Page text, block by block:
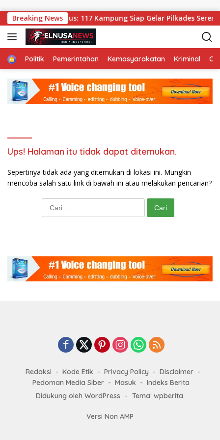
Breaking News
11 Agustus: 117 Kampung Siap Gelar Pilkades
HomePolitik Pemerintahan Kemasyarakatan Kriminal
Ups! Halaman itu tidak dapat ditemukan.
Sepertinya tidak ada yang ditemukan di lokasi ini. Mungkin
mencoba salah satu link di bawah ini atau melakukan pencarian?
Redaksi Kode Etik Privacy Policy
Disclaimer
Pedoman Media Siber
Masuk
Indeks Berita
Didukung oleh WordPress
- Tema: wpberita.
Versi Non AMP